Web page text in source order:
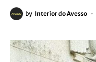
by Interior do Avesso